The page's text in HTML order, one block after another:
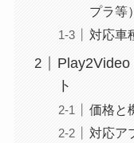
プラ等）
対応車
ト
価格と
対応ア